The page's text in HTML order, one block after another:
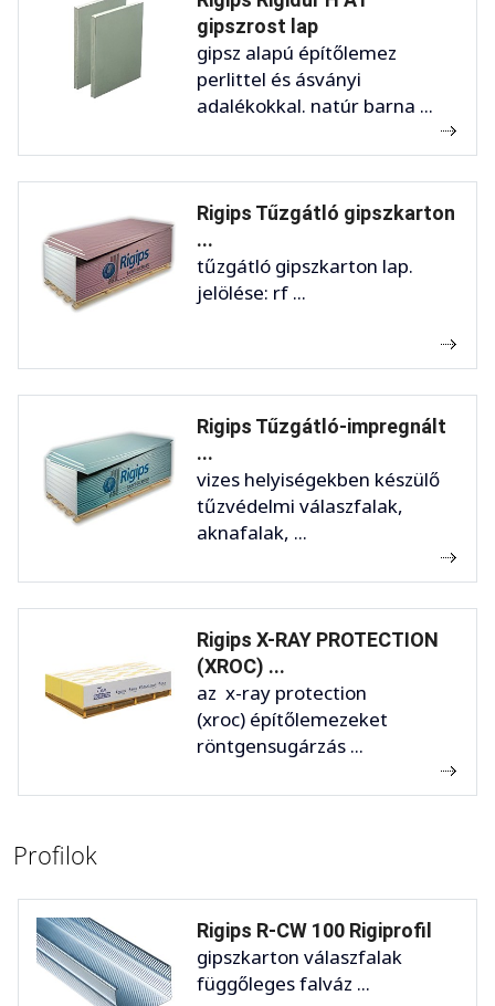
gipszrost lap
gipsz alapú építőlemez
perlittel és ásványi
adalékokkal. natúr barna ...
Rigips Tűzgátló gipszkarton
...
tűzgátló gipszkarton lap.
jelölése: rf ...
Rigips Tűzgátló-impregnált
...
vizes helyiségekben készülő
tűzvédelmi válaszfalak,
aknafalak, ...
Rigips X-RAY PROTECTION
(XROC) ...
az x-ray protection
(xroc) építőlemezeket
röntgensugárzás ...
Profilok
Rigips R-CW 100 Rigiprofil
gipszkarton válaszfalak
függőleges falváz ...